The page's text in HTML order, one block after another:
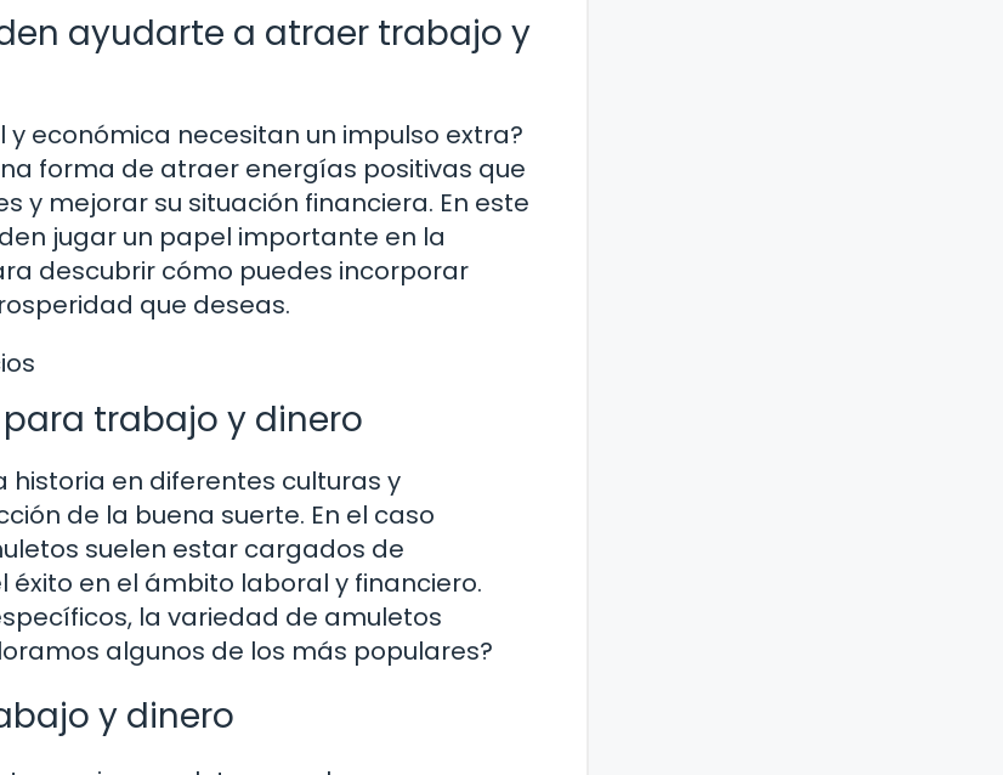
ayudarte a atraer trabajo y
económica necesitan un impulso extra?
forma de atraer energías positivas que
y mejorar su situación financiera. En este
jugar un papel importante en la
descubrir cómo puedes incorporar
que deseas.
trabajo y dinero
historia en diferentes culturas y
de la buena suerte. En el caso
suelen estar cargados de
en el ámbito laboral y financiero.
la variedad de amuletos
algunos de los más populares?
y dinero